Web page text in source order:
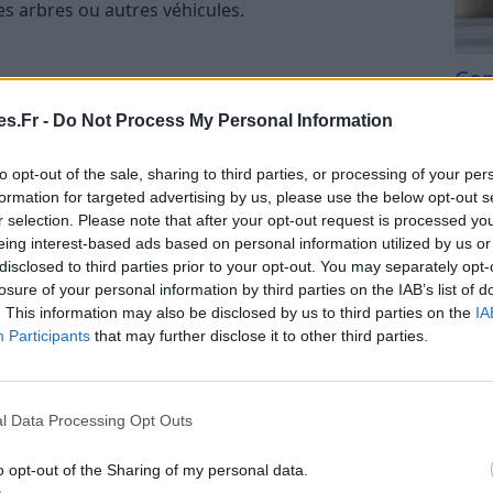
- Do Not Process My Personal Information
opt-out of the sale, sharing to third parties, or processing of your
for targeted advertising by us, please use the below opt-out
selection. Please note that after your opt-out request is processed
interest-based ads based on personal information utilized by us
to third parties prior to your opt-out. You may separately
of your personal information by third parties on the IAB’s list of
This information may also be disclosed by us to third parties on the
Participants that may further disclose it to other third parties.
Data Processing Opt Outs
opt-out of the Sharing of my personal data.
arbres ou autres véhicules.
potentiel, assurez-vous qu’il offre un
et assurez-vous que les autres conducteurs
réduire les risques d’accidents.
d’espace entre votre véhicule et ceux
une sortie aisée et sans accrocs.
choisissez un endroit bien éclairé, surtout
piétons ou les entrées d’immeubles.
Tri
du